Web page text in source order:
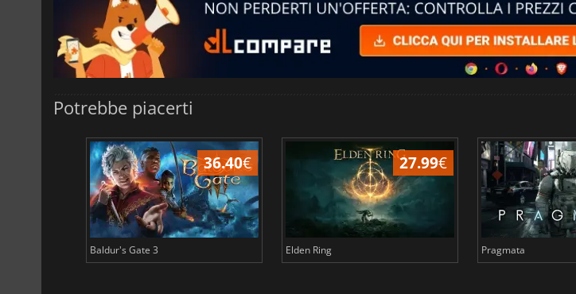
Potrebbe piacerti
36.40€
Baldur's Gate 3
27.99€
Elden Ring Pragmata